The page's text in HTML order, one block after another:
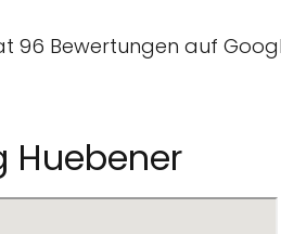
96 Bewertungen auf
Huebener